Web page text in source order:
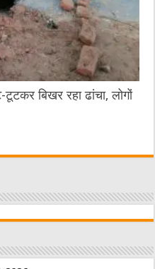
बिखर रहा ढांचा, लोगों